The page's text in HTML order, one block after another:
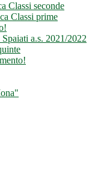
Classi seconde
Classi prime
a.s. 2021/2022